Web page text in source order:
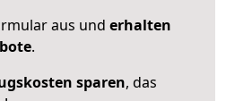
aus und erhalten
.
sparen, das